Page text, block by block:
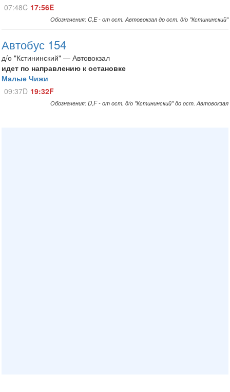
07:48C 17:56E
Обозначения: C,E - от ост. Автовокзал до ост. д/о "Кстининский"
Автобус 154
д/о "Кстининский" — Автовокзал
идет по направлению к остановке
Малые Чижи
09:37D 19:32F
Обозначения: D,F - от ост. д/о "Кстининский" до ост. Автовокзал